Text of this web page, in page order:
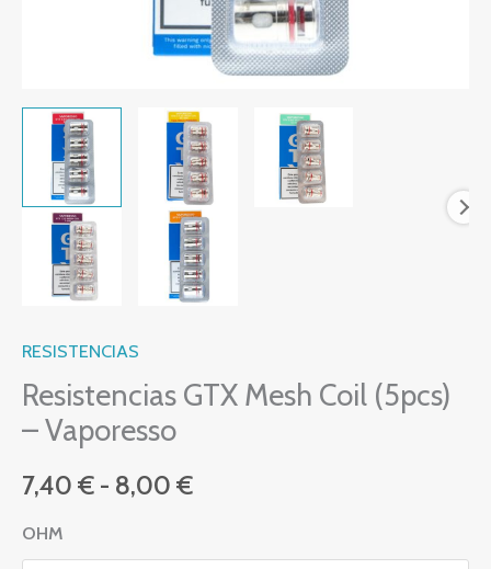
RESISTENCIAS
Resistencias GTX Mesh Coil (5pcs)
– Vaporesso
7,40 € - 8,00 €
OHM